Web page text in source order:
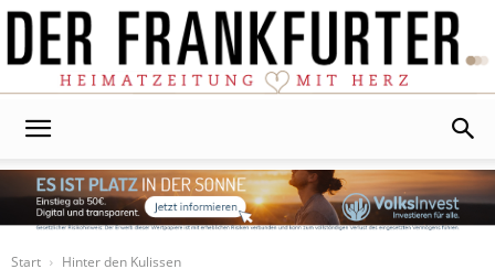
Start
Hinter den Kulissen